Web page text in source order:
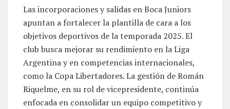
Las incorporaciones y salidas en Boca Juniors
apuntan a fortalecer la plantilla de cara a los
objetivos deportivos de la temporada 2025. El
club busca mejorar su rendimiento en la Liga
Argentina y en competencias internacionales,
como la Copa Libertadores. La gestión de Román
Riquelme, en su rol de vicepresidente, continúa
enfocada en consolidar un equipo competitivo y